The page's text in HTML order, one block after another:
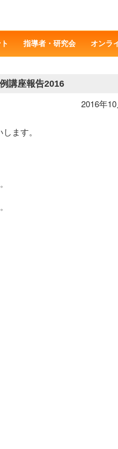
指導者・研究会 オンラ
講座報告2016
2016年
ます。